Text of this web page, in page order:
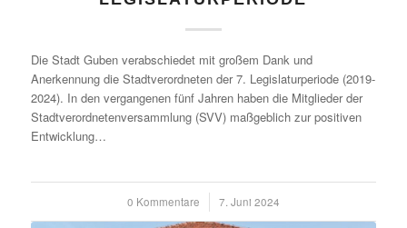
Die Stadt Guben verabschiedet mit großem Dank und
Anerkennung die Stadtverordneten der 7. Legislaturperiode (2019-
2024). In den vergangenen fünf Jahren haben die Mitglieder der
Stadtverordnetenversammlung (SVV) maßgeblich zur positiven
Entwicklung…
0 Kommentare
/ 7. Juni 2024